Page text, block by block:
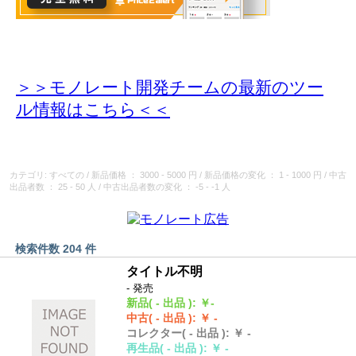
＞＞モノレート開発チームの最新のツー
ル情報はこちら＜＜
カテゴリ: すべての / 新品価格 ： 3000 - 5000 円 / 新品価格の変化 ： 1 - 1000 円 / 中古
出品者数
： 25 - 50 人 / 中古出品者数の変化 ： -5 - -1 人
検索件数 204 件
タイトル不明
- 発売
新品( - 出品 ): ￥-
中古( - 出品 ): ￥ -
コレクター( - 出品 ): ￥ -
再生品( - 出品 ): ￥ -